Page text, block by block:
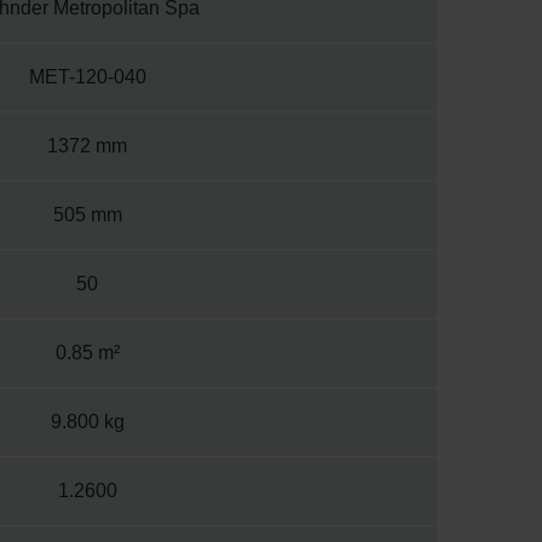
Metropolitan Spa
MET-120-040
1372 mm
505 mm
50
0.85 m²
9.800 kg
1.2600